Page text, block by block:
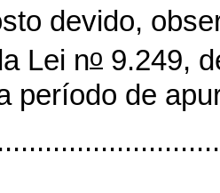
devido,
Lei no 9.249,
período de